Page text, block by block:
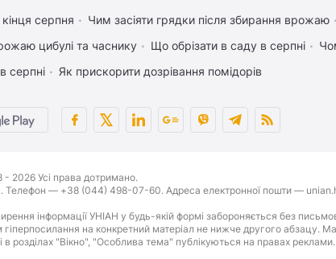
серпня Чим засіяти грядки після збирання врожаю
цибулі та часнику
Що обрізати в саду в серпні
серпні
Як прискорити дозрівання помідорів
2026 Усі права дотримано.
Телефон — +38 (044) 498-07-60. Адреса електронної пошти —
інформації УНІАН у будь-якій формі забороняється без
на конкретний матеріал не нижче другого абзацу.
в розділах "Вікно", "Особлива тема" публікуються на правах реклами.